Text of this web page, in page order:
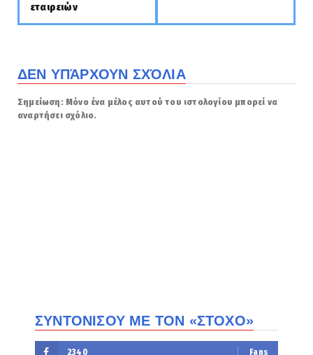
εταιρειών
ΔΕΝ ΥΠΆΡΧΟΥΝ ΣΧΌΛΙΑ
Σημείωση: Μόνο ένα μέλος αυτού του ιστολογίου μπορεί να
αναρτήσει σχόλιο.
ΣΥΝΤΟΝΙΣΟΥ ΜΕ ΤΟΝ «ΣΤΟΧΟ»
2340 Fans